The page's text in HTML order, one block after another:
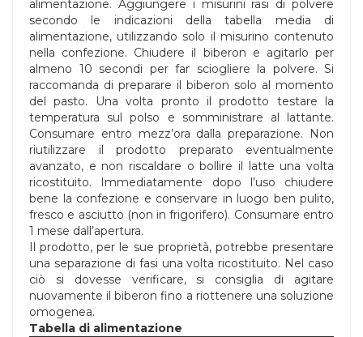
alimentazione. Aggiungere i misurini rasi di polvere
secondo le indicazioni della tabella media di
alimentazione, utilizzando solo il misurino contenuto
nella confezione. Chiudere il biberon e agitarlo per
almeno 10 secondi per far sciogliere la polvere. Si
raccomanda di preparare il biberon solo al momento
del pasto. Una volta pronto il prodotto testare la
temperatura sul polso e somministrare al lattante.
Consumare entro mezz’ora dalla preparazione. Non
riutilizzare il prodotto preparato eventualmente
avanzato, e non riscaldare o bollire il latte una volta
ricostituito. Immediatamente dopo l’uso chiudere
bene la confezione e conservare in luogo ben pulito,
fresco e asciutto (non in frigorifero). Consumare entro
1 mese dall’apertura.
Il prodotto, per le sue proprietà, potrebbe presentare
una separazione di fasi una volta ricostituito. Nel caso
ciò si dovesse verificare, si consiglia di agitare
nuovamente il biberon fino a riottenere una soluzione
omogenea.
Tabella di alimentazione